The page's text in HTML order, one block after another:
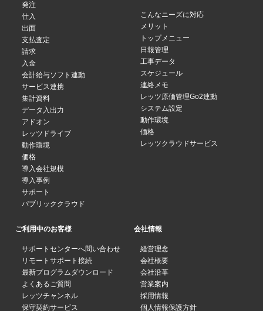
発注
仕入
出面
支払査定
請求
入金
会計給与ソフト連動
サービス連携
集計資料
データ入出力
アドオン
レッツドライブ
動作環境
価格
導入会社規模
導入事例
サポート
パブリッククラウド
こんなニーズに対応
メリット
トップメニュー
日報管理
工事データ
スケジュール
連絡メモ
レッツ原価管理Go2連動
システム設定
動作環境
価格
レッツクラウドサービス
ご利用中のお客様
サポートセンターへ問い合わせ
リモートサポート接続
最新プログラムダウンロード
よくあるご質問
レッツチャンネル
保守契約サービス
会社情報
経営理念
会社概要
会社沿革
営業案内
採用情報
個人情報保護方針